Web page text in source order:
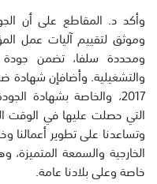
وأكد د. المقاطع على أن
وموثق لتقييم آليات عمل
ومحددة سلفا، تضمن جودة
والتشغيلية. وأضافإن شهادة
2017، والخاصة بشهادة
التي حصلت عليها في الوقت
وتساعدنا على تطوير أعمالنا
الخارجية والسمعة المتميزة،
خاصة وعلى بلادنا عامة.